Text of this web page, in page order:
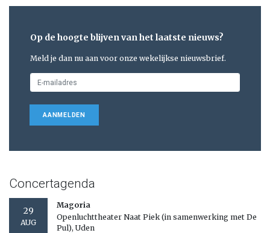
Op de hoogte blijven van het laatste nieuws?
Meld je dan nu aan voor onze wekelijkse nieuwsbrief.
AANMELDEN
Concertagenda
29
AUG
Magoria
Openluchttheater Naat Piek (in samenwerking met De
Pul), Uden